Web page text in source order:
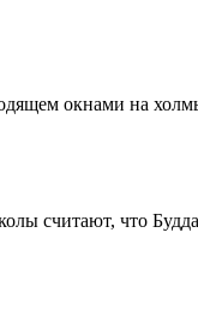
окнами на
что Будда